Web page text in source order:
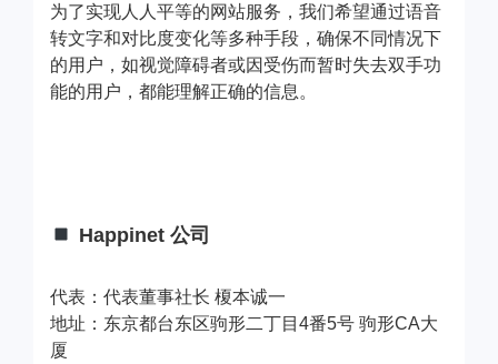
为了实现人人平等的网站服务，我们希望通过语音
转文字和对比度变化等多种手段，确保不同情况下
的用户，如视觉障碍者或因受伤而暂时失去双手功
能的用户，都能理解正确的信息。
Happinet 公司
代表：代表董事社长 榎本诚一
地址：东京都台东区驹形二丁目4番5号 驹形CA大
厦